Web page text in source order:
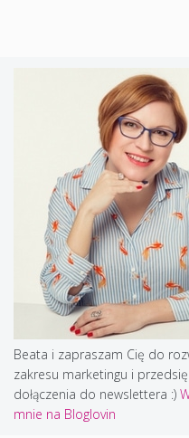
Beata i zapraszam Cię do
zakresu marketingu i
dołączenia do newslettera :)
mnie na Bloglovin